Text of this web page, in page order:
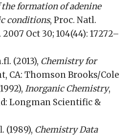
formation of adenine
conditions, Proc. Natl.
2007 Oct 30; 104(44): 17272–
(2013), Chemistry for
CA: Thomson Brooks/Cole
Inorganic Chemistry,
Longman Scientific &
(1989), Chemistry Data